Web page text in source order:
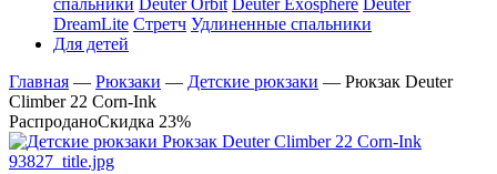
спальники Deuter Orbit Deuter Exosphere
Deuter
DreamLite Стретч Удлиненные спальники
Для детей
Главная — Рюкзаки — Детские рюкзаки — Рюкзак Deuter
Climber 22 Corn-Ink
РаспроданоСкидка 23%